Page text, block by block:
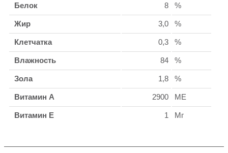
Белок 8 %
Жир 3,0 %
Клетчатка 0,3 %
Влажность 84 %
Зола 1,8 %
Витамин А 2900 МЕ
Витамин Е 1 Мг